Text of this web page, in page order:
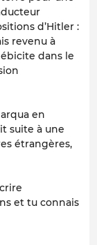
d’Hitler :
revenu à
dans le
en
suite à une
étrangères,
et tu connais